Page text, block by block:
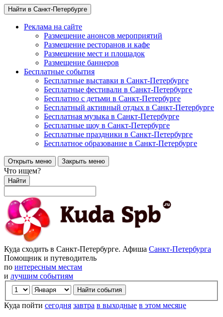
Найти в Санкт-Петербурге
Реклама на сайте
Размещение анонсов мероприятий
Размещение ресторанов и кафе
Размещение мест и площадок
Размещение баннеров
Бесплатные события
Бесплатные выставки в Санкт-Петербурге
Бесплатные фестивали в Санкт-Петербурге
Бесплатно с детьми в Санкт-Петербурге
Бесплатный активный отдых в Санкт-Петербурге
Бесплатная музыка в Санкт-Петербурге
Бесплатные шоу в Санкт-Петербурге
Бесплатные праздники в Санкт-Петербурге
Бесплатное образование в Санкт-Петербурге
Открыть меню Закрыть меню
Что ищем?
Найти
Куда сходить в Санкт-Петербурге. Афиша Санкт-Петербурга
Помощник и путеводитель
по интересным местам
и лучшим событиям
Куда пойти сегодня завтра в выходные в этом месяце